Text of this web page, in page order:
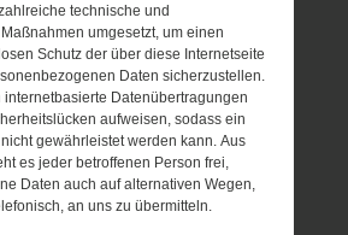
technische und
umgesetzt, um einen
Schutz der über diese Internetseite
Daten sicherzustellen.
internetbasierte Datenübertragungen
aufweisen, sodass ein
gewährleistet werden kann. Aus
es jeder betroffenen Person frei,
Daten auch auf alternativen Wegen,
an uns zu übermitteln.